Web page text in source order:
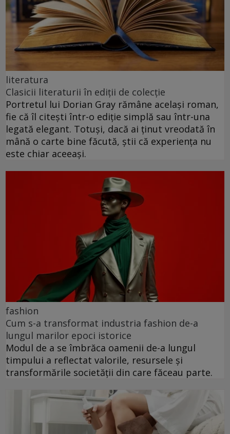
literatura
Clasicii literaturii în ediții de colecție
Portretul lui Dorian Gray rămâne același roman,
fie că îl citești într-o ediție simplă sau într-una
legată elegant. Totuși, dacă ai ținut vreodată în
mână o carte bine făcută, știi că experiența nu
este chiar aceeași.
fashion
Cum s-a transformat industria fashion de-a
lungul marilor epoci istorice
Modul de a se îmbrăca oamenii de-a lungul
timpului a reflectat valorile, resursele și
transformările societății din care făceau parte.